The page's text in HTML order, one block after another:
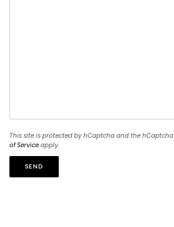
This site is protected by hCaptcha and the hCaptcha
of Service apply.
SEND